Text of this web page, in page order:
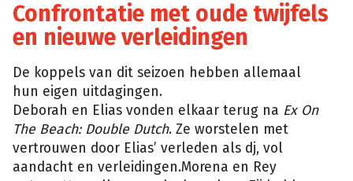
Confrontatie met oude twijfels
en nieuwe verleidingen
De koppels van dit seizoen hebben allemaal
hun eigen uitdagingen.
Deborah en Elias vonden elkaar terug na Ex On
The Beach: Double Dutch. Ze worstelen met
vertrouwen door Elias’ verleden als dj, vol
aandacht en verleidingen.Morena en Rey